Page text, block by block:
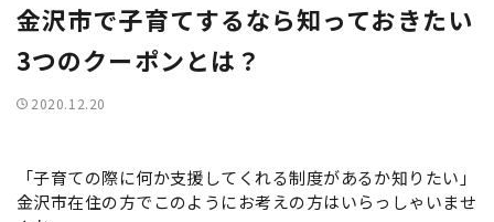
金沢市で子育てするなら知っておきたい
3つのクーポンとは？
2020.12.20
「子育ての際に何か支援してくれる制度があるか知りたい」
金沢市在住の方でこのようにお考えの方はいらっしゃいませ